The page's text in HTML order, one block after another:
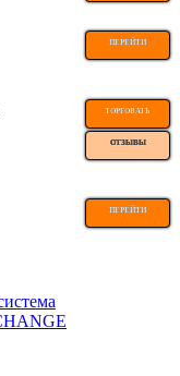
ПЕРЕЙТИ
ТОРГОВАТЬ
ОТЗЫВЫ
ПЕРЕЙТИ